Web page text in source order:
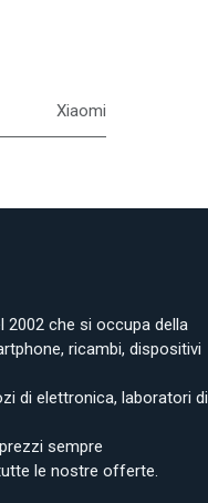
Xiaomi
2002 che si occupa della
ricambi, dispositivi
di elettronica, laboratori di
sempre
le nostre offerte.